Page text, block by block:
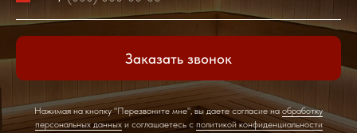
Заказать звонок
Нажимая на кнопку "Перезвоните мне", вы даете согласие наобработку
персональных данныхи соглашаетесь c политикой конфиденциальности